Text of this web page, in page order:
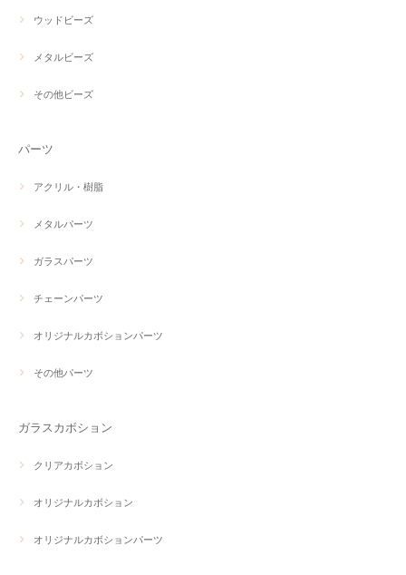
ウッドビーズ
メタルビーズ
その他ビーズ
パーツ
アクリル・樹脂
メタルパーツ
ガラスパーツ
チェーンパーツ
オリジナルカボションパーツ
その他パーツ
ガラスカボション
クリアカボション
オリジナルカボション
オリジナルカボションパーツ